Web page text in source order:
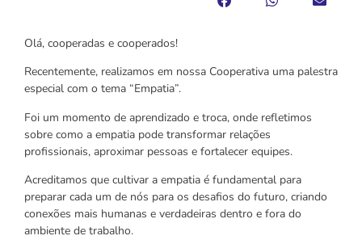
Olá, cooperadas e cooperados!
Recentemente, realizamos em nossa Cooperativa uma palestra
especial com o tema “Empatia”.
Foi um momento de aprendizado e troca, onde refletimos
sobre como a empatia pode transformar relações
profissionais, aproximar pessoas e fortalecer equipes.
Acreditamos que cultivar a empatia é fundamental para
preparar cada um de nós para os desafios do futuro, criando
conexões mais humanas e verdadeiras dentro e fora do
ambiente de trabalho.